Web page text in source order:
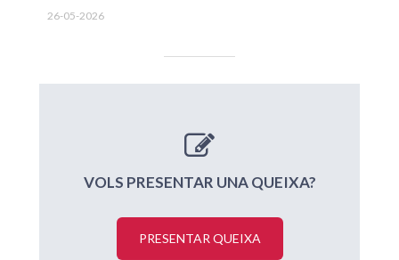
26-05-2026
VOLS PRESENTAR UNA QUEIXA?
PRESENTAR QUEIXA